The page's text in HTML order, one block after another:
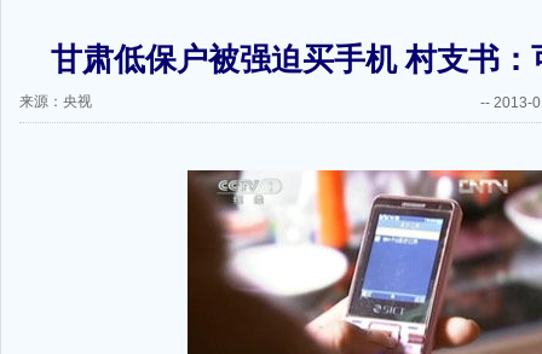
甘肃低保户被强迫买手机 村支书：
来源：央视 -- 2013-